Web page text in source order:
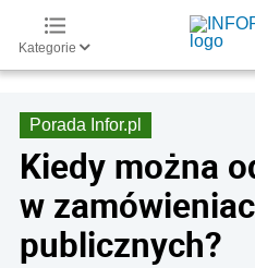
Kategorie
Porada Infor.pl
Kiedy można
w
publicznych?